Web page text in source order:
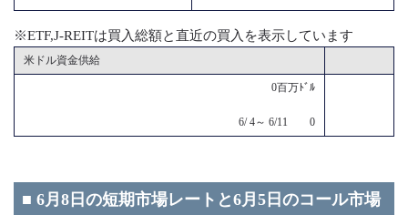
※ETF,J-REITは買入総額と直近の買入を表示しています
米ドル資金供給
0百万ﾄﾞﾙ
6/ 4～ 6/11 0
■ 6月8日の短期市場レートと6月5日のコール市場